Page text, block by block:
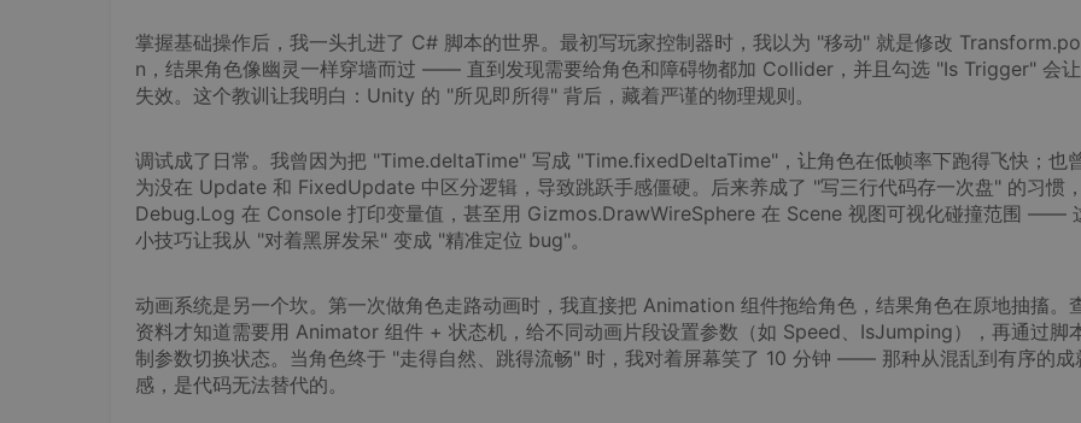
掌握基础操作后，我一头扎进了 C# 脚本的世界。最初写玩家控制器时，我以为 "移动" 就是修改
n，结果角色像幽灵一样穿墙而过 —— 直到发现需要给角色和障碍物都加 Collider，并且勾选 "Is Trigger" 会
失效。这个教训让我明白：Unity 的 "所见即所得" 背后，藏着严谨的物理规则。
调试成了日常。我曾因为把 "Time.deltaTime" 写成 "Time.fixedDeltaTime"，让角色在低帧率下跑得飞快；也
为没在 Update 和 FixedUpdate 中区分逻辑，导致跳跃手感僵硬。后来养成了 "写三行代码存一次盘" 的习惯
Debug.Log 在 Console 打印变量值，甚至用 Gizmos.DrawWireSphere 在 Scene 视图可视化碰撞范围 ——
小技巧让我从 "对着黑屏发呆" 变成 "精准定位 bug"。
动画系统是另一个坎。第一次做角色走路动画时，我直接把 Animation 组件拖给角色，结果角色在原地抽搐。
资料才知道需要用 Animator 组件 + 状态机，给不同动画片段设置参数（如 Speed、IsJumping），再通过脚
制参数切换状态。当角色终于 "走得自然、跳得流畅" 时，我对着屏幕笑了 10 分钟 —— 那种从混乱到有序的成
感，是代码无法替代的。